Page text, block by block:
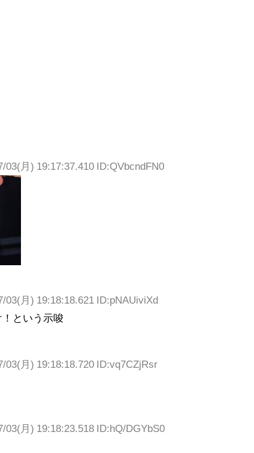
03(月) 19:17:37.410 ID:QVbcndFN0
03(月) 19:18:18.621 ID:pNAUiviXd
という示唆
03(月) 19:18:18.720 ID:vq7CZjRsr
03(月) 19:18:23.518 ID:hQ/DGYbS0